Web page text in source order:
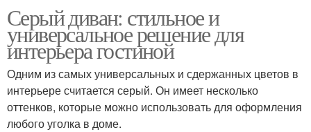
Серый диван: стильное и
универсальное решение для
интерьера гостиной
Одним из самых универсальных и сдержанных цветов в
интерьере считается серый. Он имеет несколько
оттенков, которые можно использовать для оформления
любого уголка в доме.